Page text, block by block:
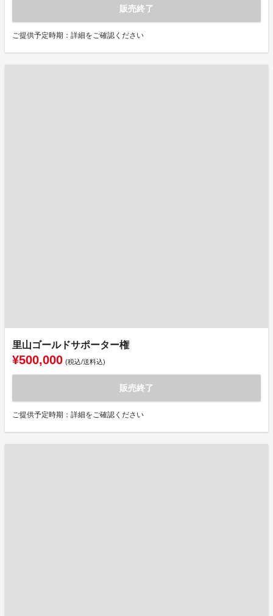
販売終了
ご提供予定時期：詳細をご確認ください
里山ゴールドサポーター権
¥500,000 (税込/送料込)
販売終了
ご提供予定時期：詳細をご確認ください